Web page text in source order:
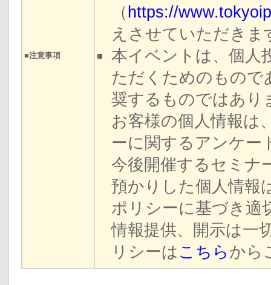
■注意事項
（ https://
えさせていただきま
本イベントは、個人
ただくためのもので
奨するものではあり
お客様の個人情報は
ーに関するアンケー
今後開催するセミナ
預かりした個人情報
ポリシーに基づき適
情報提供、開示は一
リシーは こちら から